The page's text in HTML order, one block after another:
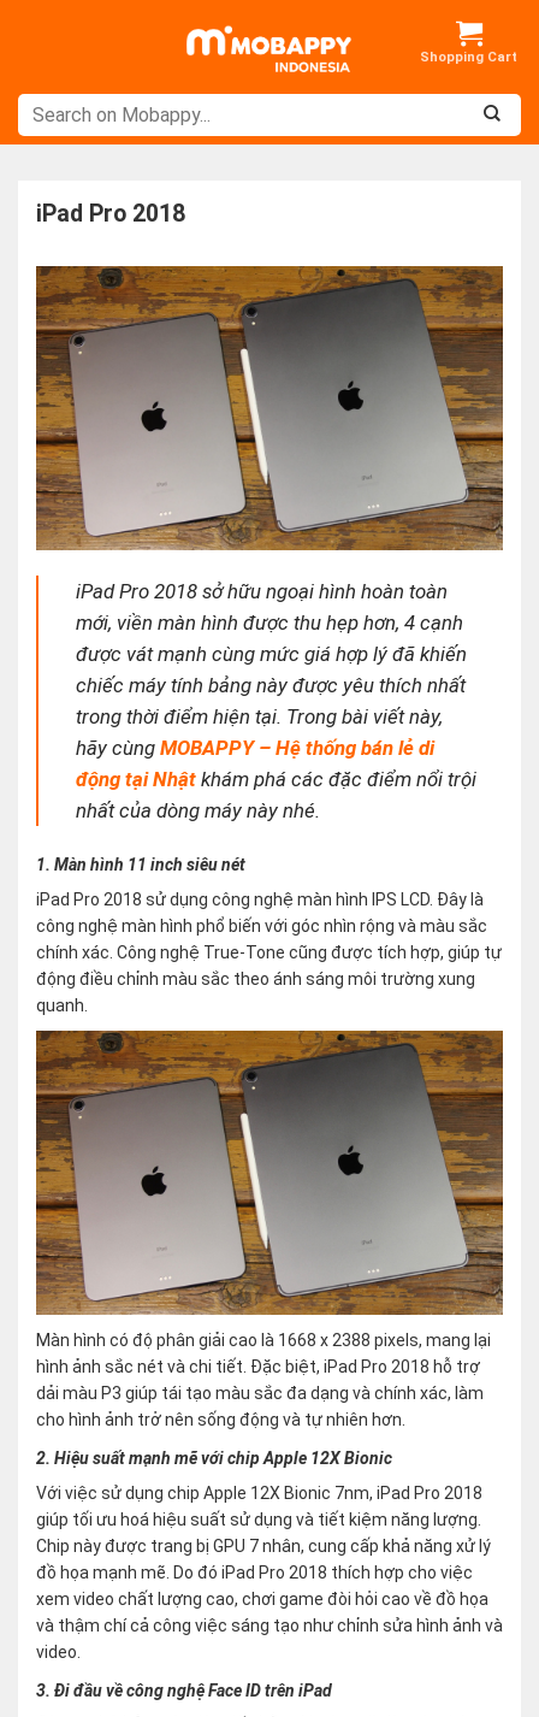
iPad Pro 2018
iPad Pro 2018 sở hữu ngoại hình hoàn toàn
mới, viền màn hình được thu hẹp hơn, 4 cạnh
được vát mạnh cùng mức giá hợp lý đã khiến
chiếc máy tính bảng này được yêu thích nhất
trong thời điểm hiện tại. Trong bài viết này,
hãy cùngMOBAPPY – Hệ thống bán lẻ di
động tại Nhật khám phá các đặc điểm nổi trội
nhất của dòng máy này nhé.
1. Màn hình 11 inch siêu nét
iPad Pro 2018 sử dụng công nghệ màn hình IPS LCD. Đây là
công nghệ màn hình phổ biến với góc nhìn rộng và màu sắc
chính xác. Công nghệ True-Tone cũng được tích hợp, giúp tự
động điều chỉnh màu sắc theo ánh sáng môi trường xung
quanh.
Màn hình có độ phân giải cao là 1668 x 2388 pixels, mang lại
hình ảnh sắc nét và chi tiết. Đặc biệt, iPad Pro 2018 hỗ trợ
dải màu P3 giúp tái tạo màu sắc đa dạng và chính xác, làm
cho hình ảnh trở nên sống động và tự nhiên hơn.
2. Hiệu suất mạnh mẽ với chip Apple 12X Bionic
Với việc sử dụng chip Apple 12X Bionic 7nm, iPad Pro 2018
giúp tối ưu hoá hiệu suất sử dụng và tiết kiệm năng lượng.
Chip này được trang bị GPU 7 nhân, cung cấp khả năng xử lý
đồ họa mạnh mẽ. Do đó iPad Pro 2018 thích hợp cho việc
xem video chất lượng cao, chơi game đòi hỏi cao về đồ họa
và thậm chí cả công việc sáng tạo như chỉnh sửa hình ảnh và
video.
3. Đi đầu về công nghệ Face ID trên iPad